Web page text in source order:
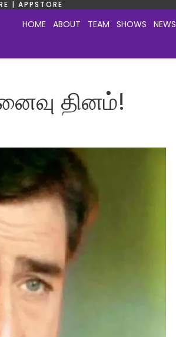
| APPSTORE
HOME ABOUT TEAM SHOWS NEWS
தினம்!